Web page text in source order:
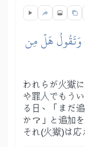
وَتَقُولُ هَلۡ مِن
われらが火獄
や罪人でもう
る日、「まだ
か？」と追加
それ(火獄)は応